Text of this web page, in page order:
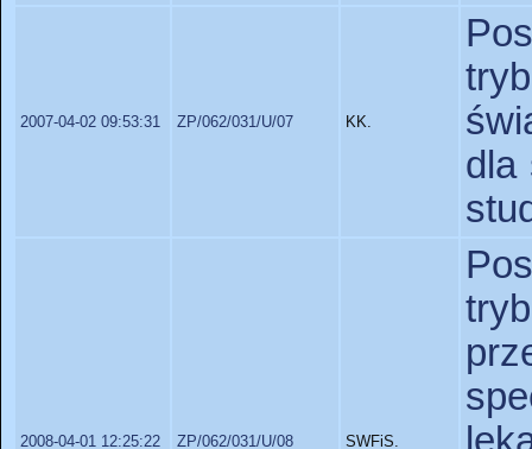
2007-04-02 09:53:31 ZP/062/031/U/07 KK.
dla
2008-04-01 12:25:22 ZP/062/031/U/08 SWFiS.